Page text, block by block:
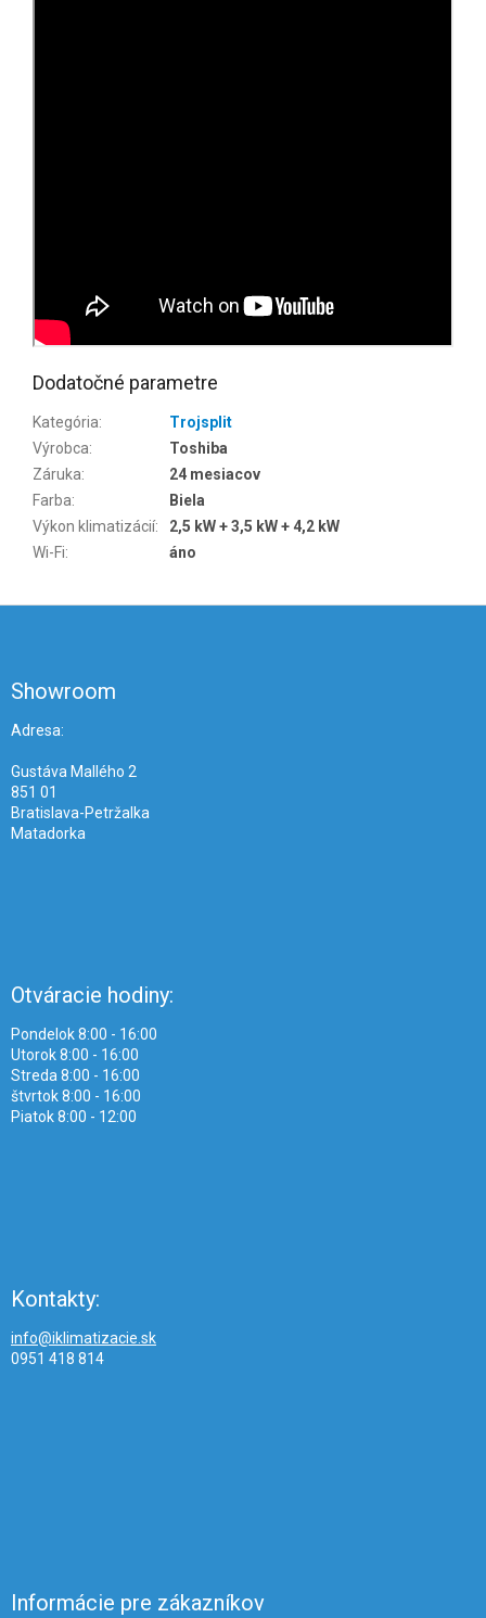
Dodatočné parametre
Kategória:
Trojsplit
Výrobca:
Toshiba
Záruka:
24 mesiacov
Farba:
Biela
Výkon klimatizácií:
2,5 kW + 3,5 kW + 4,2 kW
Wi-Fi: áno
Showroom
Adresa:
Gustáva Mallého 2
851 01
Bratislava-Petržalka
Matadorka
Otváracie hodiny:
Pondelok 8:00 - 16:00
Utorok 8:00 - 16:00
Streda 8:00 - 16:00
štvrtok 8:00 - 16:00
Piatok 8:00 - 12:00
Kontakty:
info@iklimatizacie.sk
0951 418 814
Informácie pre zákazníkov